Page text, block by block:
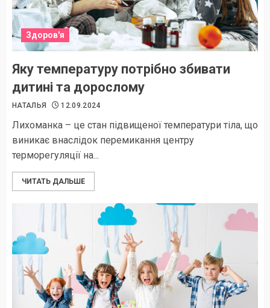
Здоров'я
Яку температуру потрібно збивати
дитині та дорослому
НАТАЛЬЯ 12.09.2024
Лихоманка – це стан підвищеної температури тіла, що
виникає внаслідок перемикання центру
терморегуляції на...
ЧИТАТЬ ДАЛЬШЕ